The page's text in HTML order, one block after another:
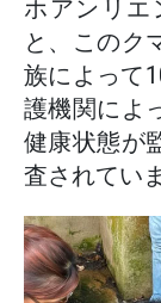
ホアンリエ
と、このク
族によって
護機関によ
健康状態が
査されてい